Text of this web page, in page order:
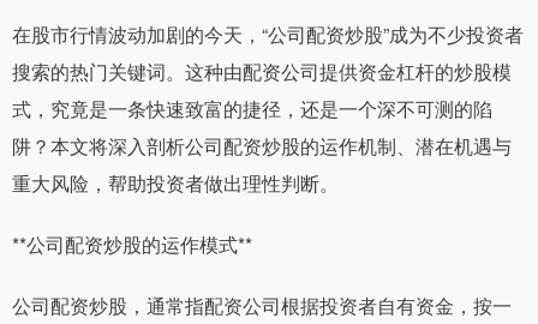
在股市行情波动加剧的今天，“公司配资炒股”成为不少投资者
搜索的热门关键词。这种由配资公司提供资金杠杆的炒股模
式，究竟是一条快速致富的捷径，还是一个深不可测的陷
阱？本文将深入剖析公司配资炒股的运作机制、潜在机遇与
重大风险，帮助投资者做出理性判断。
**公司配资炒股的运作模式**
公司配资炒股，通常指配资公司根据投资者自有资金，按一